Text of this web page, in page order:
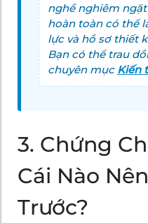
nghề nghiêm
hoàn toàn có thể
lực và hồ sơ thiết
Bạn có thể trau
chuyên mục Kiến
3. Chứng
Cái Nào
Trước?